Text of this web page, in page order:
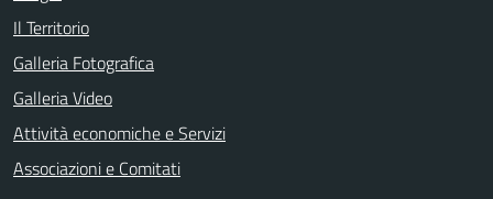
Il Territorio
Galleria Fotografica
Galleria Video
Attività economiche e Servizi
Associazioni e Comitati